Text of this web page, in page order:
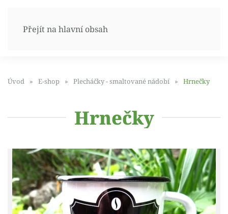
Přejít na hlavní obsah
Úvod E-shop Plecháčky - smaltované nádobí Hrnečky
Hrnečky